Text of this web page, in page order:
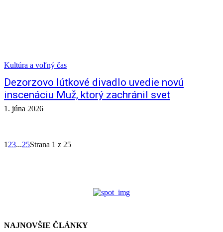
Kultúra a voľný čas
Dezorzovo lútkové divadlo uvedie novú
inscenáciu Muž, ktorý zachránil svet
1. júna 2026
1 23...25Strana 1 z 25
NAJNOVŠIE ČLÁNKY